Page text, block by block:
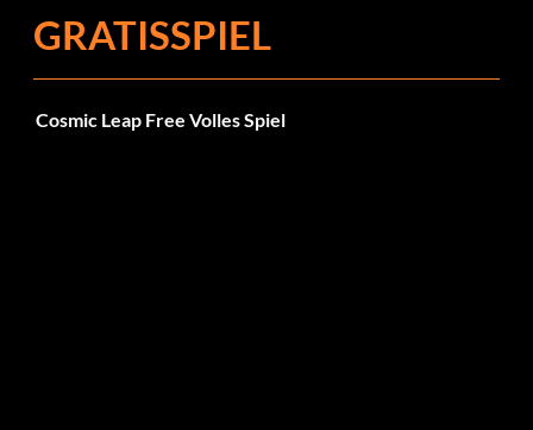
GRATISSPIEL
Cosmic Leap Free Volles Spiel